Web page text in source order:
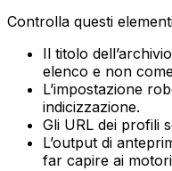
Controlla questi
Il titolo
elenco e non
L’impostazione
indicizzazione.
Gli URL dei profili
L’output di
far capire ai